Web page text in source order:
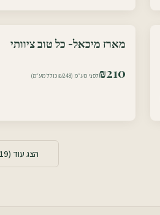
עוטף צפון
מארז מיכאל- כל טוב ציוותי
₪210 לפני מע״מ (₪248 כולל מע״מ)
הצג עוד (